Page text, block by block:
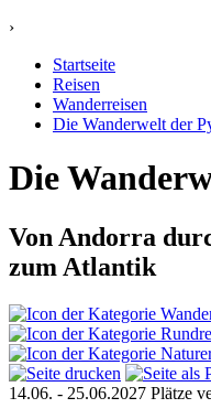
›
Startseite
Reisen
Wanderreisen
Die Wanderwelt der
Die
Von Andorra
zum Atlantik
14.06. - 25.06.2027 Plätze